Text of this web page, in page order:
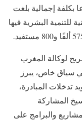
فقد تم إنجاز 944 مشروعا بكلفة إجمالية بلغت
للتنمية البشرية فيها
لوكالة المغرب
سياق خاص، يبرز
تدخلات المبادرة،
المشاركة
والبرامج على